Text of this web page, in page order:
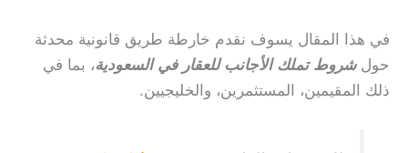
في هذا المقال يسوف نقدم خارطة طريق قانونية محدثة
حولشروط تملك الأجانب للعقار في السعودية، بما في
ذلك المقيمين، المستثمرين، والخليجيين.